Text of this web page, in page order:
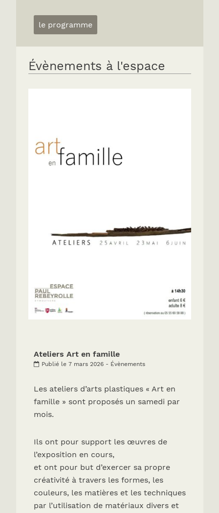
le programme
Évènements à l'espace
Ateliers Art en famille
Publié le 7 mars 2026 - Évènements
Les ateliers d’arts plastiques « Art en
famille » sont proposés un samedi par
mois.
Ils ont pour support les œuvres de
l’exposition en cours,
et ont pour but d’exercer sa propre
créativité à travers les formes, les
couleurs, les matières et les techniques
par l’utilisation de matériaux divers et